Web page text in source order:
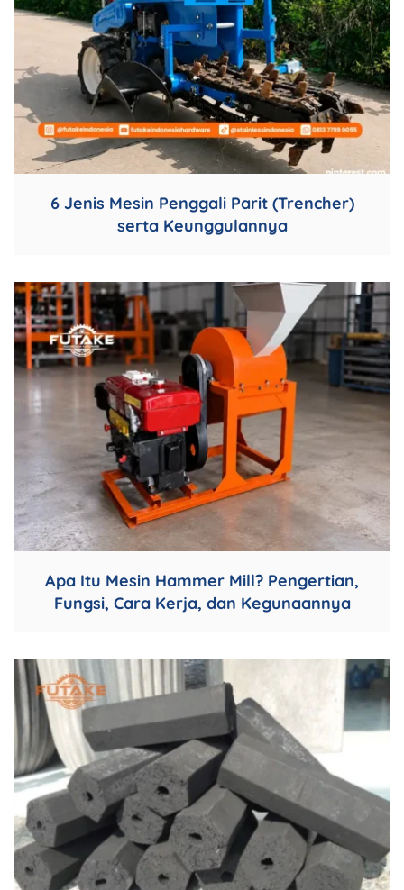
6 Jenis Mesin Penggali Parit (Trencher)
serta Keunggulannya
Apa Itu Mesin Hammer Mill? Pengertian,
Fungsi, Cara Kerja, dan Kegunaannya